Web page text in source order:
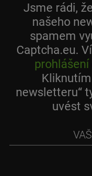
Jsme rádi,
našeho
spamem
Captcha.eu.
newsletteru“
uvést
adresa